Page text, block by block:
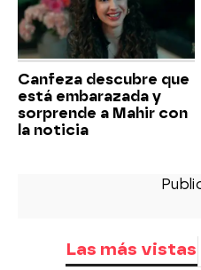
Canfeza descubre que
está embarazada y
sorprende a Mahir con
la noticia
Las más vistas